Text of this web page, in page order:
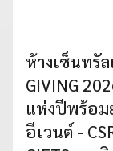
ห้างเซ็นทรัล
GIVING
แห่งปีพร้อม
อีเวนต์ -